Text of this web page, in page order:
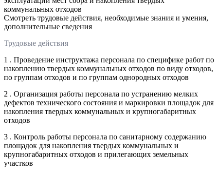
коммунальных отходов
Смотреть трудовые действия, необходимые знания и умения,
дополнительные сведения
Трудовые действия
1 . Проведение инструктажа персонала по специфике работ по
накоплению твердых коммунальных отходов по виду отходов,
по группам отходов и по группам однородных отходов
2 . Организация работы персонала по устранению мелких
дефектов технического состояния и маркировки площадок для
накопления твердых коммунальных и крупногабаритных
отходов
3 . Контроль работы персонала по санитарному содержанию
площадок для накопления твердых коммунальных и
крупногабаритных отходов и прилегающих земельных
участков